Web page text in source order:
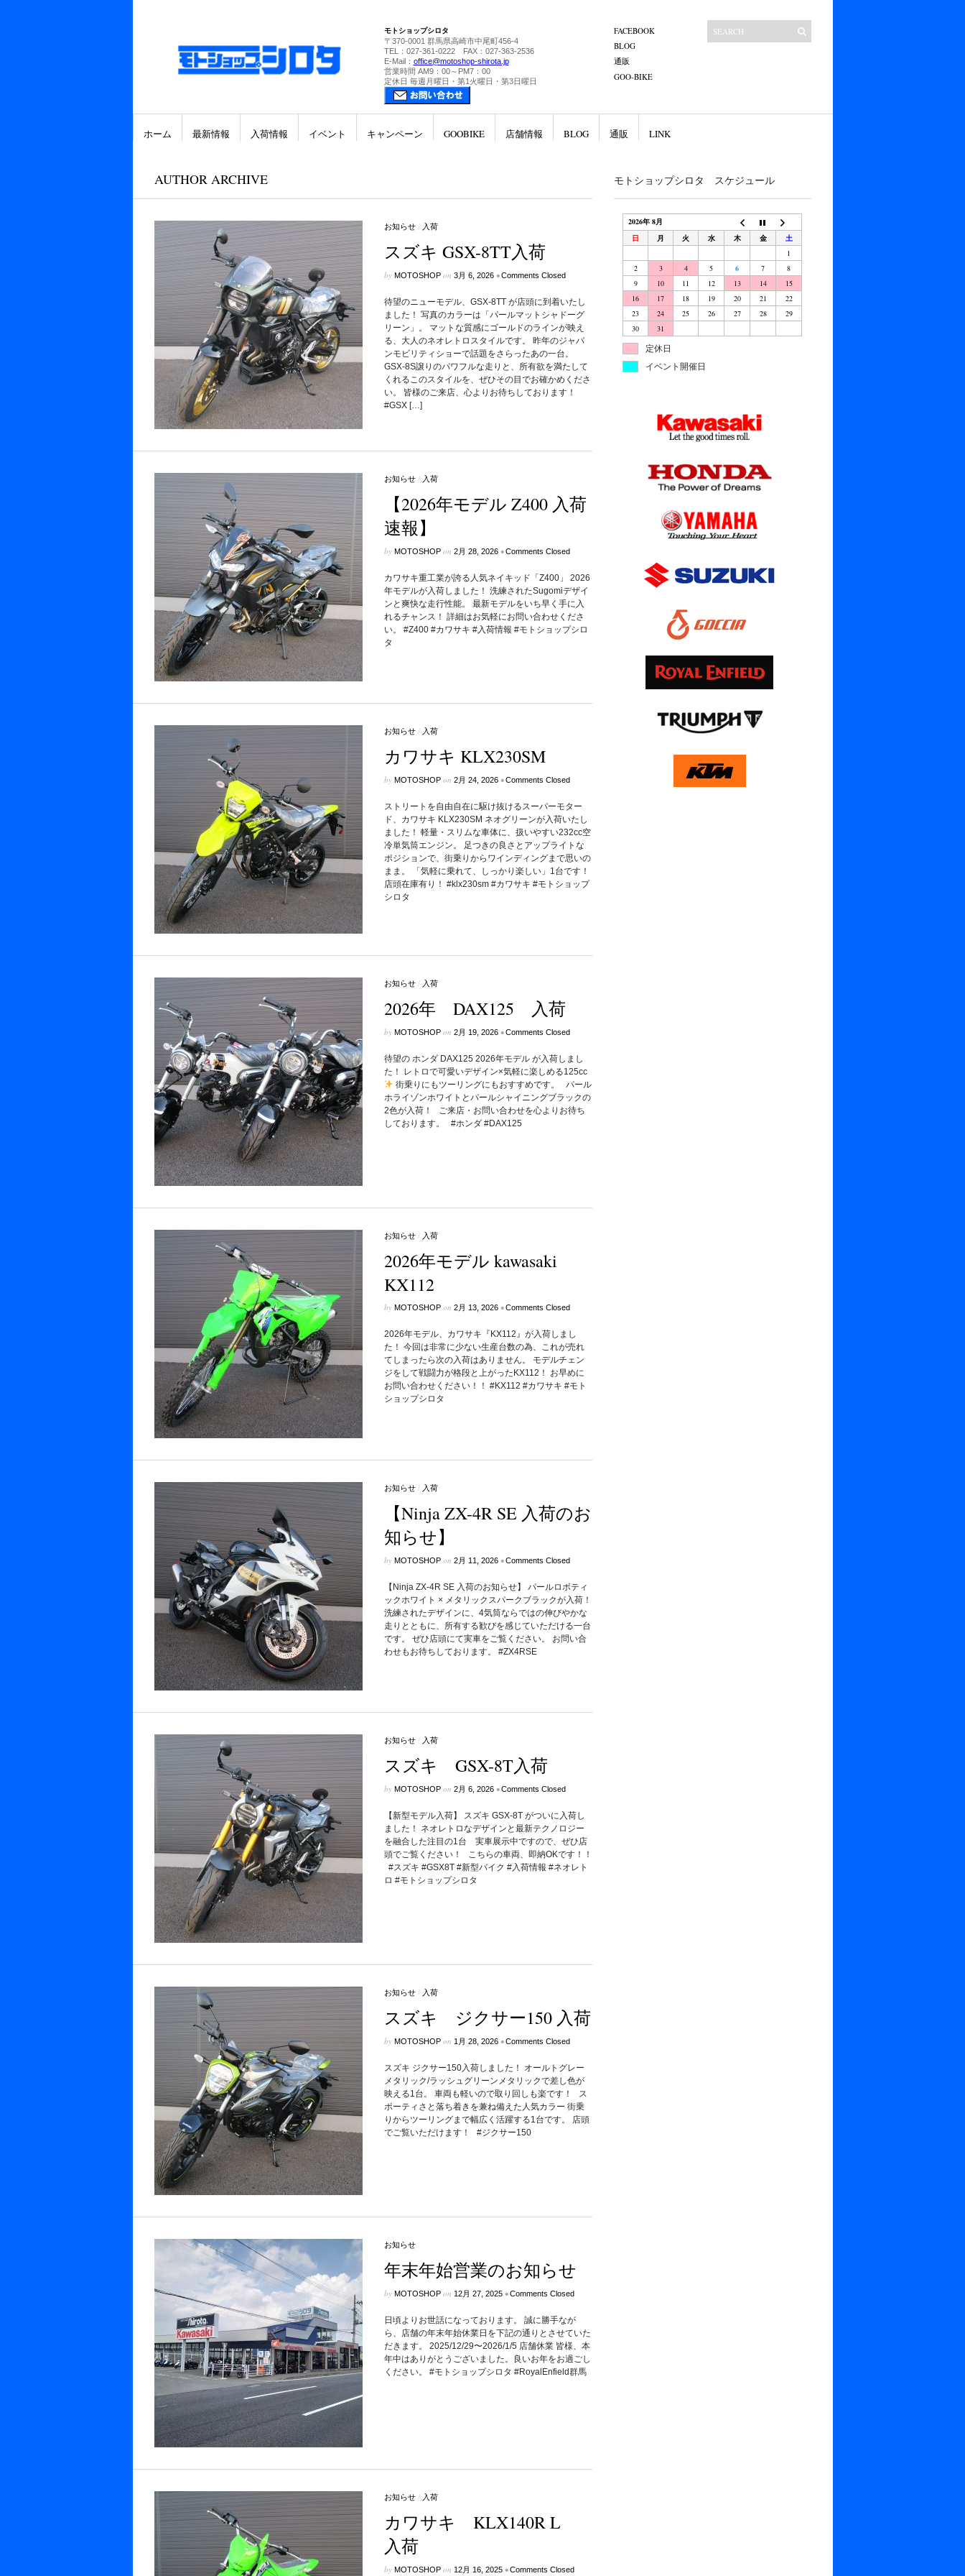
モトショップシロタ
〒370-0001 群馬県高崎市中尾町456-4
TEL：027-361-0222 FAX：027-363-2536
E-Mail： office@motoshop-shirota.jp
営業時間 AM9：00～PM7：00
定休日 毎週月曜日・第1火曜日・第3日曜日
FACEBOOK
BLOG
通販
GOO-BIKE
ホーム 最新情報 入荷情報 イベント キャンペーン GOOBIKE 店舗情報 BLOG 通販 LINK
AUTHOR ARCHIVE
お知らせ/ 入荷
スズキ GSX-8TT入荷
by MOTOSHOPon 3月 6, 2026 •Comments Closed
待望のニューモデル、GSX-8TT が店頭に到着いたし
ました！ 写真のカラーは「パールマットシャドーグ
リーン」。 マットな質感にゴールドのラインが映え
る、大人のネオレトロスタイルです。 昨年のジャパ
ンモビリティショーで話題をさらったあの一台。
GSX-8S譲りのパワフルな走りと、所有欲を満たして
くれるこのスタイルを、ぜひその目でお確かめくださ
い。 皆様のご来店、心よりお待ちしております！
#GSX […]
お知らせ/ 入荷
【2026年モデル Z400 入荷
速報】
by MOTOSHOPon 2月 28, 2026 •Comments Closed
カワサキ重工業が誇る人気ネイキッド「Z400」 2026
年モデルが入荷しました！ 洗練されたSugomiデザイ
ンと爽快な走行性能。 最新モデルをいち早く手に入
れるチャンス！ 詳細はお気軽にお問い合わせくださ
い。 #Z400 #カワサキ #入荷情報 #モトショップシロ
タ
お知らせ/ 入荷
カワサキ KLX230SM
by MOTOSHOPon 2月 24, 2026 •Comments Closed
ストリートを自由自在に駆け抜けるスーパーモター
ド、カワサキ KLX230SM ネオグリーンが入荷いたし
ました！ 軽量・スリムな車体に、扱いやすい232cc空
冷単気筒エンジン。 足つきの良さとアップライトな
ポジションで、街乗りからワインディングまで思いの
まま。 「気軽に乗れて、しっかり楽しい」1台です！
店頭在庫有り！ #klx230sm #カワサキ #モトショップ
シロタ
お知らせ/ 入荷
2026年 DAX125 入荷
by MOTOSHOPon 2月 19, 2026 •Comments Closed
待望の ホンダ DAX125 2026年モデル が入荷しまし
た！ レトロで可愛いデザイン×気軽に楽しめる125cc
街乗りにもツーリングにもおすすめです。 パール
ホライゾンホワイトとパールシャイニングブラックの
2色が入荷！ ご来店・お問い合わせを心よりお待ち
しております。 #ホンダ #DAX125
お知らせ/ 入荷
2026年モデル kawasaki
KX112
by MOTOSHOPon 2月 13, 2026 •Comments Closed
2026年モデル、カワサキ『KX112』が入荷しまし
た！ 今回は非常に少ない生産台数の為、これが売れ
てしまったら次の入荷はありません。 モデルチェン
ジをして戦闘力が格段と上がったKX112！ お早めに
お問い合わせください！！ #KX112 #カワサキ #モト
ショップシロタ
お知らせ/ 入荷
【Ninja ZX-4R SE 入荷のお
知らせ】
by MOTOSHOPon 2月 11, 2026 •Comments Closed
【Ninja ZX-4R SE 入荷のお知らせ】 パールロボティ
ックホワイト × メタリックスパークブラックが入荷！
洗練されたデザインに、4気筒ならではの伸びやかな
走りとともに、所有する歓びを感じていただける一台
です。 ぜひ店頭にて実車をご覧ください。 お問い合
わせもお待ちしております。 #ZX4RSE
お知らせ/ 入荷
スズキ GSX-8T入荷
by MOTOSHOPon 2月 6, 2026 •Comments Closed
【新型モデル入荷】 スズキ GSX-8T がついに入荷し
ました！ ネオレトロなデザインと最新テクノロジー
を融合した注目の1台 実車展示中ですので、ぜひ店
頭でご覧ください！ こちらの車両、即納OKです！！
#スズキ #GSX8T #新型バイク #入荷情報 #ネオレト
ロ #モトショップシロタ
お知らせ/ 入荷
スズキ ジクサー150 入荷
by MOTOSHOPon 1月 28, 2026 •Comments Closed
スズキ ジクサー150入荷しました！ オールトグレー
メタリック/ラッシュグリーンメタリックで差し色が
映える1台。 車両も軽いので取り回しも楽です！ ス
ポーティさと落ち着きを兼ね備えた人気カラー 街乗
りからツーリングまで幅広く活躍する1台です。 店頭
でご覧いただけます！ #ジクサー150
お知らせ
年末年始営業のお知らせ
by MOTOSHOPon 12月 27, 2025 •Comments Closed
日頃よりお世話になっております。 誠に勝手なが
ら、店舗の年末年始休業日を下記の通りとさせていた
だきます。 2025/12/29〜2026/1/5 店舗休業 皆様、本
年中はありがとうございました。良いお年をお過ごし
ください。 #モトショップシロタ #RoyalEnfield群馬
お知らせ/ 入荷
カワサキ KLX140R L
入荷
by MOTOSHOPon 12月 16, 2025 •Comments Closed
モトショップシロタ スケジュール
2026年 8月
日
月 火 水 木 金
土
1
2
3 4 5 6 7
8
9
10 11 12 13 14
15
16
17 18 19 20 21
22
23
24 25 26 27 28
29
30
31
定休日
イベント開催日